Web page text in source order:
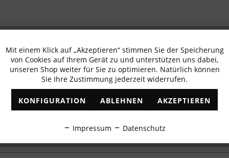
erhalten
✓ Exklusive Angebote ✓ Die aktuellsten Trends
Funktionale Aktiv
Marketing Inaktiv
Tracking Inaktiv
Personalisierung Inaktiv
Mit einem Klick auf „Akzeptieren“ stimmen Sie der Speicherung
von Cookies auf Ihrem Gerät zu und unterstützen uns dabei,
unseren Shop weiter für Sie zu optimieren. Natürlich können
Sie Ihre Zustimmung jederzeit widerrufen.
KONFIGURATION ABLEHNEN AKZEPTIEREN
Impressum Datenschutz